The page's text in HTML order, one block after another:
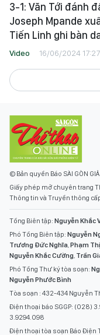
3-1: Văn Tới đánh
Joseph Mpande
Tiến Linh ghi bàn
Video 16/06/2024 17:27
© Bản quyền Báo SÀI GÒN
Giấy phép mở chuyên trang
Thông tin và Truyền thông
Tổng Biên tập: Nguyễn Khắc
Phó Tổng Biên tập: Nguyễn
Trương Đức Nghĩa,Phạm
Nguyễn Khắc Cường, Trần
Phó Tổng Thư ký tòa soạn:
Nguyễn Phước Bình
Tòa soạn : 432-434 Nguyễn
Điện thoại báo SGGP: (028)
3.9294.098
Điện thoại tòa soạn Báo Điện